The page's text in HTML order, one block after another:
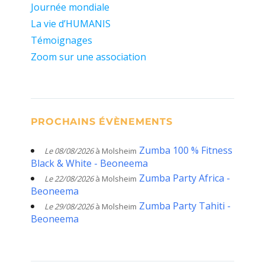
Journée mondiale
La vie d’HUMANIS
Témoignages
Zoom sur une association
PROCHAINS ÉVÈNEMENTS
Le 08/08/2026à Molsheim Zumba 100 % Fitness
Black & White - Beoneema
Le 22/08/2026à Molsheim Zumba Party Africa -
Beoneema
Le 29/08/2026à Molsheim Zumba Party Tahiti -
Beoneema